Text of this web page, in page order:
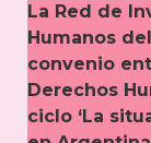
La Red de
Humanos
convenio
Derechos
ciclo ‘La